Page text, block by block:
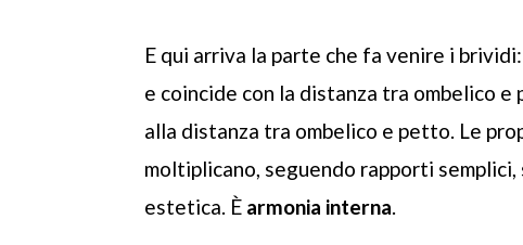
E qui arriva la parte che fa venire i brividi:
e coincide con la distanza tra ombelico e
alla distanza tra ombelico e petto. Le
moltiplicano, seguendo rapporti
estetica. È armonia interna.